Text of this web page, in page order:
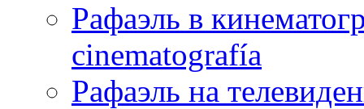
Рафаэль в
cinematografía
Рафаэль на